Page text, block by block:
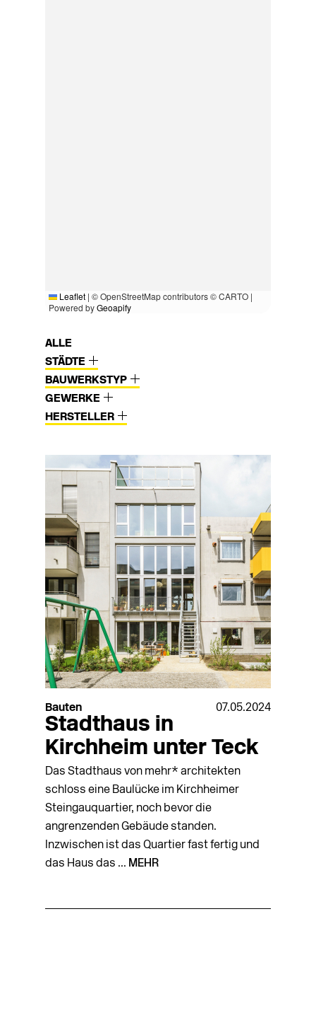
Leaflet | © OpenStreetMap contributors © CARTO |
Powered byGeoapify
ALLE
STÄDTE
BAUWERKSTYP
GEWERKE
HERSTELLER
Bauten 07.05.2024
Stadthaus in
Kirchheim unter Teck
Das Stadthaus von mehr* architekten
schloss eine Baulücke im Kirchheimer
Steingauquartier, noch bevor die
angrenzenden Gebäude standen.
Inzwischen ist das Quartier fast fertig und
das Haus das ... MEHR